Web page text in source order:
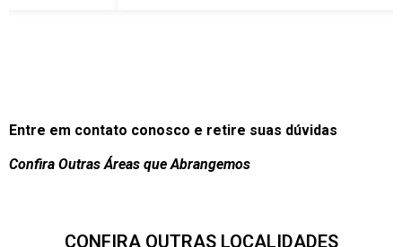
Entre em contato conosco e retire suas dúvidas
Confira Outras Áreas que Abrangemos
CONFIRA OUTRAS LOCALIDADES